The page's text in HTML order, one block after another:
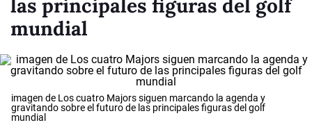
las principales figuras del golf
mundial
imagen de Los cuatro Majors siguen marcando la agenda y
gravitando sobre el futuro de las principales figuras del golf
mundial